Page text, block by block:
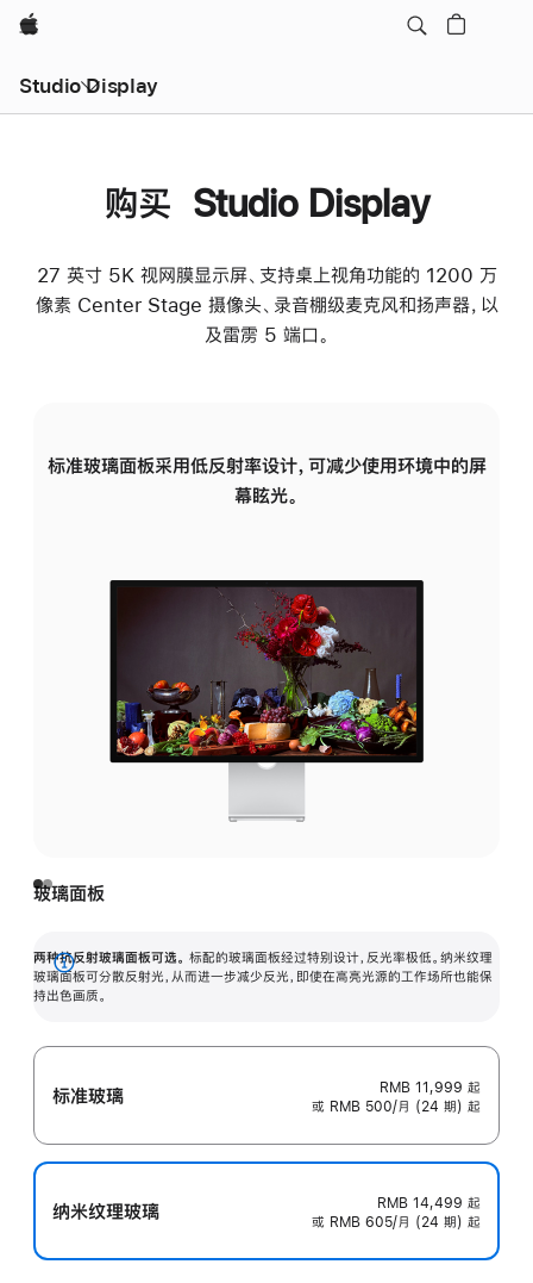
Apple
Studio Display
购买 Studio Display
27 英寸 5K 视网膜显示屏、支持桌上视角功能的 1200 万
像素 Center Stage 摄像头、录音棚级麦克风和扬声器，以
及雷雳 5 端口。
标准玻璃面板采用低反射率设计，可减少使用环境中的屏
幕眩光。
玻璃面板
两种抗反射玻璃面板可选。 标配的玻璃面板经过特别设计，反光率极低。纳米纹理
玻璃面板可分散反射光，从而进一步减少反光，即使在高亮光源的工作场所也能保
持出色画质。
展
开
标准玻璃 RMB 11,999 起
或 RMB 500/月 (24 期) 起
纳米纹理玻璃 RMB 14,499 起
或 RMB 605/月 (24 期) 起